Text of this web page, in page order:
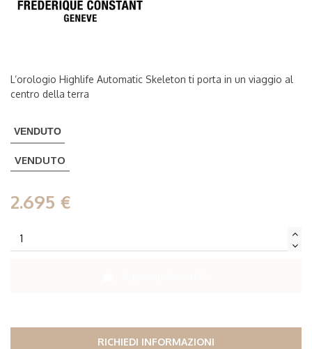
L’orologio Highlife Automatic Skeleton ti porta in un viaggio al
centro della terra
VENDUTO
VENDUTO
2.695 €
RICHIEDI INFORMAZIONI